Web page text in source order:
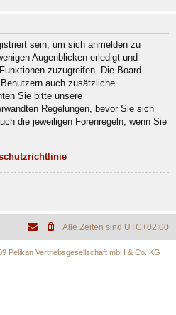
sein, um sich anmelden zu
Augenblicken erledigt und
zuzugreifen. Die Board-
auch zusätzliche
Sie bitte unsere
Regelungen, bevor Sie sich
die jeweiligen Forenregeln, wenn Sie
Alle Zeiten sind UTC+02:00
Pelikan Vertriebsgesellschaft mbH & Co. KG